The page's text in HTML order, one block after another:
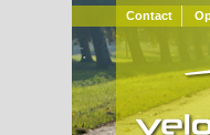
Contact